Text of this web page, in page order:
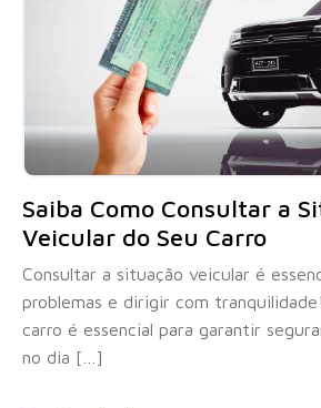
Saiba Como Consultar a
Veicular do Seu Carro
Consultar a situação veicular é
problemas e dirigir com
carro é essencial para garantir
no dia […]